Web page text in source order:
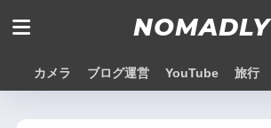
NOMADLY
カメラ ブログ運営 YouTube 旅行